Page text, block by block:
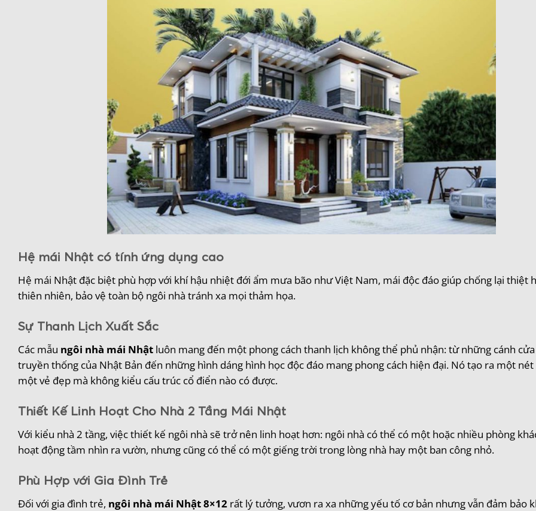
Hệ mái Nhật có tính ứng dụng cao
Hệ mái Nhật đặc biệt phù hợp với khí hậu nhiệt đới ẩm mưa bão như Việt Nam, mái độc đáo giúp chống lại thiệt
thiên nhiên, bảo vệ toàn bộ ngôi nhà tránh xa mọi thảm họa.
Sự Thanh Lịch Xuất Sắc
Các mẫu ngôi nhà mái Nhật luôn mang đến một phong cách thanh lịch không thể phủ nhận: từ những cánh
truyền thống của Nhật Bản đến những hình dáng hình học độc đáo mang phong cách hiện đại. Nó tạo ra một
một vẻ đẹp mà không kiểu cấu trúc cổ điển nào có được.
Thiết Kế Linh Hoạt Cho Nhà 2 Tầng Mái Nhật
Với kiểu nhà 2 tầng, việc thiết kế ngôi nhà sẽ trở nên linh hoạt hơn: ngôi nhà có thể có một hoặc nhiều phòng
hoạt động tầm nhìn ra vườn, nhưng cũng có thể có một giếng trời trong lòng nhà hay một ban công nhỏ.
Phù Hợp với Gia Đình Trẻ
Đối với gia đình trẻ, ngôi nhà mái Nhật 8×12 rất lý tưởng, vươn ra xa những yếu tố cơ bản nhưng vẫn đảm bảo